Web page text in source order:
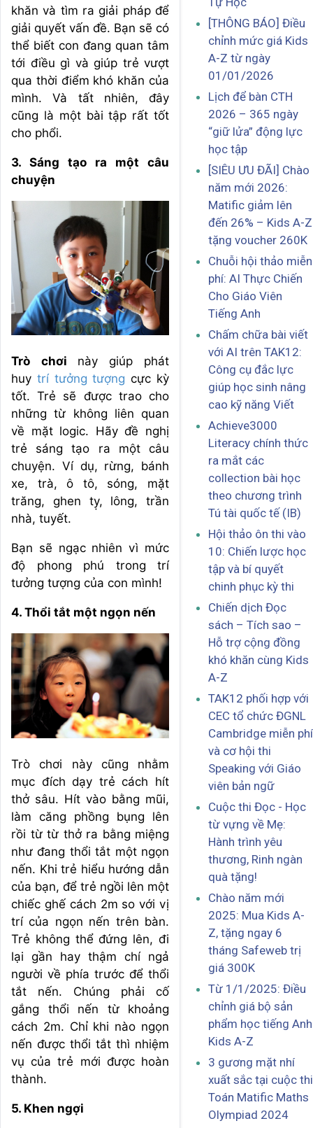
khăn và tìm ra giải pháp để
giải quyết vấn đề. Bạn sẽ có
thể biết con đang quan tâm
tới điều gì và giúp trẻ vượt
qua thời điểm khó khăn của
mình. Và tất nhiên, đây
cũng là một bài tập rất tốt
cho phổi.
3. Sáng tạo ra một câu
chuyện
Trò chơi này giúp phát
huy trí tưởng tượngcực kỳ
tốt. Trẻ sẽ được trao cho
những từ không liên quan
về mặt logic. Hãy đề nghị
trẻ sáng tạo ra một câu
chuyện. Ví dụ, rừng, bánh
xe, trà, ô tô, sóng, mặt
trăng, ghen tỵ, lông, trần
nhà, tuyết.
Bạn sẽ ngạc nhiên vì mức
độ phong phú trong trí
tưởng tượng của con mình!
4. Thổi tắt một ngọn nến
Trò chơi này cũng nhằm
mục đích dạy trẻ cách hít
thở sâu. Hít vào bằng mũi,
làm căng phồng bụng lên
rồi từ từ thở ra bằng miệng
như đang thổi tắt một ngọn
nến. Khi trẻ hiểu hướng dẫn
của bạn, để trẻ ngồi lên một
chiếc ghế cách 2m so với vị
trí của ngọn nến trên bàn.
Trẻ không thể đứng lên, đi
lại gần hay thậm chí ngả
người về phía trước để thổi
tắt nến. Chúng phải cố
gắng thổi nến từ khoảng
cách 2m. Chỉ khi nào ngọn
nến được thổi tắt thì nhiệm
vụ của trẻ mới được hoàn
thành.
5. Khen ngợi
[THÔNG BÁO] Điều
chỉnh mức giá Kids
A-Z từ ngày
01/01/2026
Lịch để bàn CTH
2026 – 365 ngày
“giữ lửa” động lực
học tập
[SIÊU ƯU ĐÃI] Chào
năm mới 2026:
Matific giảm lên
đến 26% – Kids A-Z
tặng voucher 260K
Chuỗi hội thảo miễn
phí: AI Thực Chiến
Cho Giáo Viên
Tiếng Anh
Chấm chữa bài viết
với AI trên TAK12:
Công cụ đắc lực
giúp học sinh nâng
cao kỹ năng Viết
Achieve3000
Literacy chính thức
ra mắt các
collection bài học
theo chương trình
Tú tài quốc tế (IB)
Hội thảo ôn thi vào
10: Chiến lược học
tập và bí quyết
chinh phục kỳ thi
Chiến dịch Đọc
sách – Tích sao –
Hỗ trợ cộng đồng
khó khăn cùng Kids
A-Z
TAK12 phối hợp với
CEC tổ chức ĐGNL
Cambridge miễn phí
và cơ hội thi
Speaking với Giáo
viên bản ngữ
Cuộc thi Đọc - Học
từ vựng về Mẹ:
Hành trình yêu
thương, Rinh ngàn
quà tặng!
Chào năm mới
2025: Mua Kids A-
Z, tặng ngay 6
tháng Safeweb trị
giá 300K
Từ 1/1/2025: Điều
chỉnh giá bộ sản
phẩm học tiếng Anh
Kids A-Z
3 gương mặt nhí
xuất sắc tại cuộc thi
Toán Matific Maths
Olympiad 2024